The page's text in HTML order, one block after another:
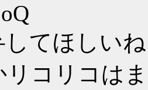
してほしい
リコリコは